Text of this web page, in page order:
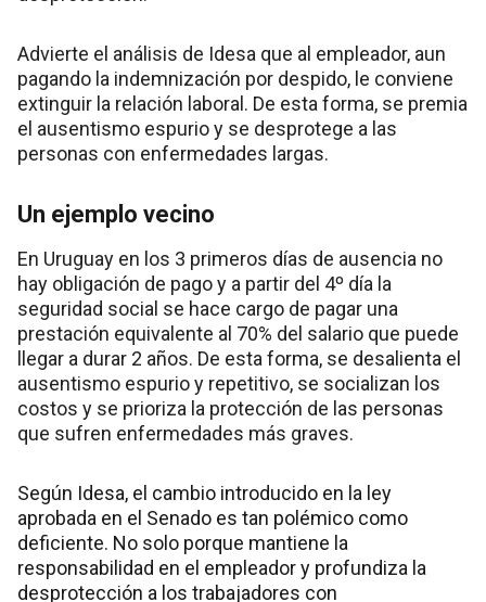
Advierte el análisis de Idesa que al empleador, aun
pagando la indemnización por despido, le conviene
extinguir la relación laboral. De esta forma, se premia
el ausentismo espurio y se desprotege a las
personas con enfermedades largas.
Un ejemplo vecino
En Uruguay en los 3 primeros días de ausencia no
hay obligación de pago y a partir del 4º día la
seguridad social se hace cargo de pagar una
prestación equivalente al 70% del salario que puede
llegar a durar 2 años. De esta forma, se desalienta el
ausentismo espurio y repetitivo, se socializan los
costos y se prioriza la protección de las personas
que sufren enfermedades más graves.
Según Idesa, el cambio introducido en la ley
aprobada en el Senado es tan polémico como
deficiente. No solo porque mantiene la
responsabilidad en el empleador y profundiza la
desprotección a los trabajadores con